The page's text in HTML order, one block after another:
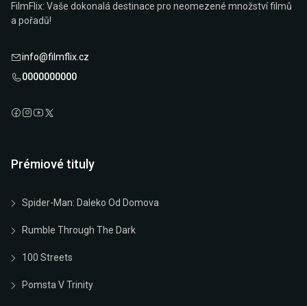
FilmFlix: Vaše dokonalá destinace pro neomezené množství filmů
a pořadů!
info@filmflix.cz
0000000000
Prémiové tituly
Spider-Man: Daleko Od Domova
Rumble Through The Dark
100 Streets
Pomsta V Trinity